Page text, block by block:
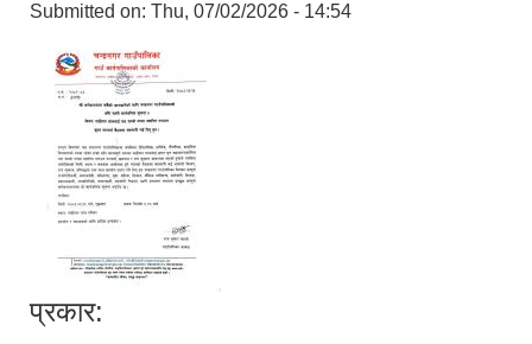
Submitted on: Thu, 07/02/2026 - 14:54
प्रकार: